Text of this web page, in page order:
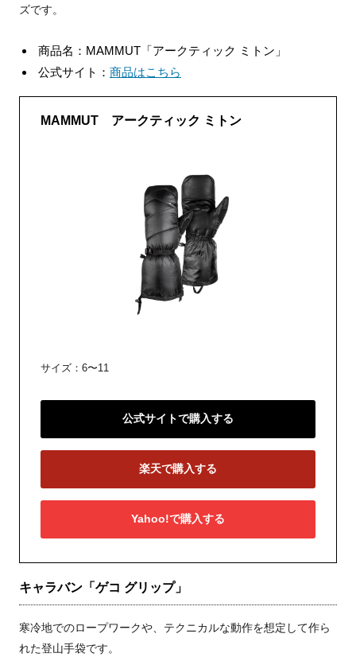
ズです。
商品名：MAMMUT「アークティック ミトン」
公式サイト： 商品はこちら
MAMMUT アークティック ミトン
サイズ：6〜11
公式サイトで購入する
楽天で購入する
Yahoo!で購入する
キャラバン「ゲコ グリップ」
寒冷地でのロープワークや、テクニカルな動作を想定して作ら
れた登山手袋です。